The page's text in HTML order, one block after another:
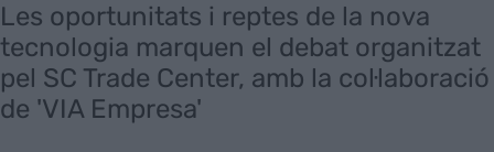
Les oportunitats i reptes de la nova
tecnologia marquen el debat organitzat
pel SC Trade Center, amb la col·laboració
de 'VIA Empresa'